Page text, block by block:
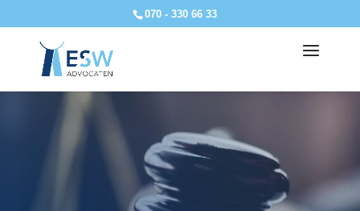
070 - 330 66 33